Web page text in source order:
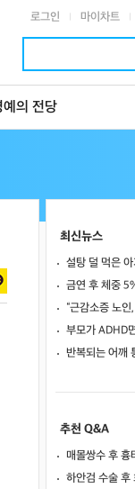
로그인 마이차트
예의 전당
최신뉴스
추천 Q&A
매몰쌍수 후 흉